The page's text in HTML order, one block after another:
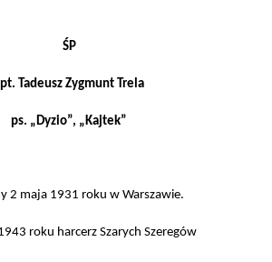
ŚP
Tadeusz Zygmunt Trela
ps. „Dyzio”, „Kajtek”
2 maja 1931 roku w Warszawie.
roku harcerz Szarych Szeregów